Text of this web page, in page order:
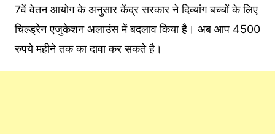
7वें वेतन आयोग के अनुसार केंद्र सरकार ने दिव्यांग बच्चों के लिए
च‍िल्‍ड्रेन एजुकेशन अलाउंस में बदलाव क‍िया है। अब आप 4500
रुपये महीने तक का दावा कर सकते है।